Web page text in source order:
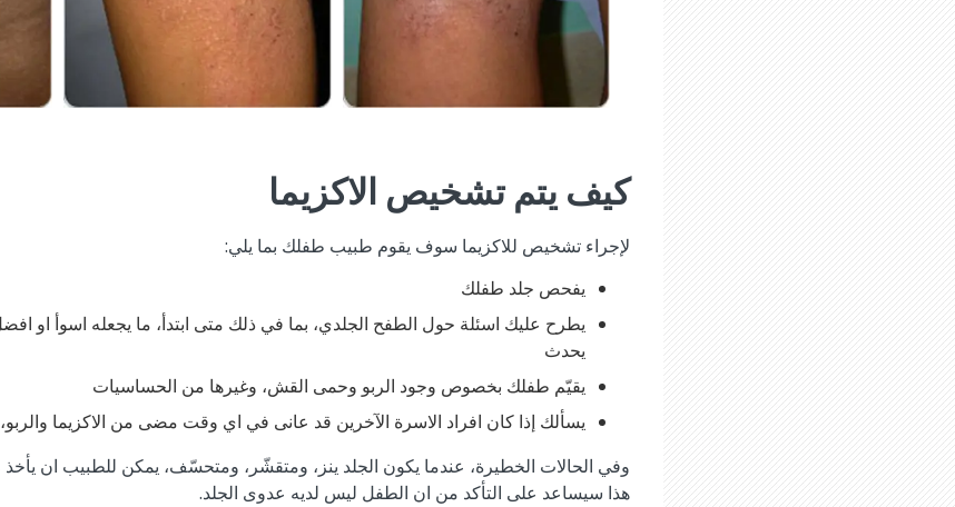
كيف يتم تشخيص الاكزيما
لإجراء تشخيص للاكزيما سوف يقوم طبيب طفلك بما يلي:
يفحص جلد طفلك
يطرح عليك اسئلة حول الطفح الجلدي، بما في ذلك متى ابتدأ، ما يجعله اسوأ او
يحدث
يقيّم طفلك بخصوص وجود الربو وحمى القش، وغيرها من الحساسيات
يسألك إذا كان افراد الاسرة الآخرين قد عانى في اي وقت مضى من الاكزيما
وفي الحالات الخطيرة، عندما يكون الجلد ينز، ومتقشّر، ومتحسّف، يمكن للطبيب ان
هذا سيساعد على التأكد من ان الطفل ليس لديه عدوى الجلد.